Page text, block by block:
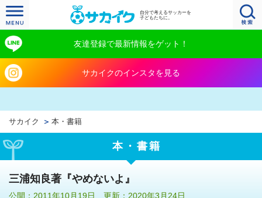
自分で考えるサッカーを
子どもたちに。
友達登録で最新情報をゲット！
サカイクのインスタを見る
サカイク 本・書籍
本・書籍
三浦知良著『やめないよ』
公開：2011年10月19日 更新：2020年3月24日